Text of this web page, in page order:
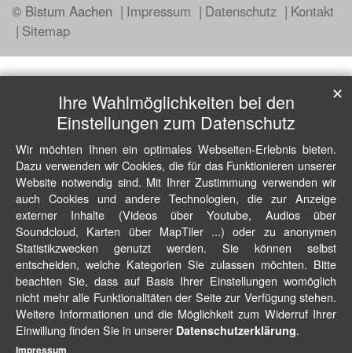
© Bistum Aachen Impressum Datenschutz
Kontakt
Sitemap
Ihre Wahlmöglichkeiten bei den
Einstellungen zum Datenschutz
Wir möchten Ihnen ein optimales Webseiten-Erlebnis bieten.
Dazu verwenden wir Cookies, die für das Funktionieren unserer
Website notwendig sind. Mit Ihrer Zustimmung verwenden wir
auch Cookies und andere Technologien, die zur Anzeige
externer Inhalte (Videos über Youtube, Audios über
Soundcloud, Karten über MapTiler ...) oder zu anonymen
Statistikzwecken genutzt werden. Sie können selbst
entscheiden, welche Kategorien Sie zulassen möchten. Bitte
beachten Sie, dass auf Basis Ihrer Einstellungen womöglich
nicht mehr alle Funktionalitäten der Seite zur Verfügung stehen.
Weitere Informationen und die Möglichkeit zum Widerruf Ihrer
Einwillung finden Sie in unserer Datenschutzerklärung.
✕
Impressum